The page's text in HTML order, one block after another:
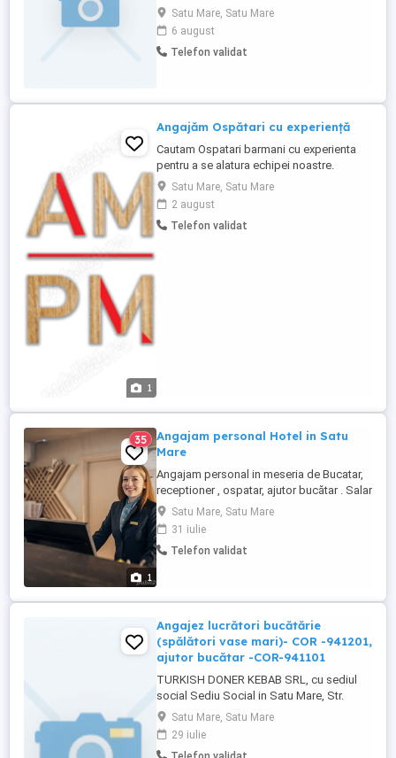
mediu de lucru placut, echipa prietenoasa,
salariu motivant Locatie: Satu Mare, str.
Aurel Vlaicu, 125 A (Padrinos Pizza)
Satu Mare, Satu Mare
6 august
Telefon validat
1
Angajăm Ospătari cu experiență
Cautam Ospatari barmani cu experienta
pentru a se alatura echipei noastre.
Candidatul ideal este o persoana
pasionata de domeniul ospitalitatii, cu
abilitati excelente de comunicare si
orientare catre client. Responsabilitati: *
Satu Mare, Satu Mare
2 august
Telefon validat
1
35
Angajam personal Hotel in Satu
Mare
Angajam personal in meseria de Bucatar,
receptioner , ospatar, ajutor bucătar . Salar
3000- 4500lei net .. Sunati la nr
Satu Mare, Satu Mare
31 iulie
Telefon validat
Angajez lucrători bucătărie
(spălători vase mari)- COR -941201,
ajutor bucătar -COR-941101
TURKISH DONER KEBAB SRL, cu sediul
social Sediu Social in Satu Mare, Str.
Alexandru Odobescu, nr.47 A, jud.Satu
Mare, CUI 46623031, Reg.Com. J30 881
2022, angajează lucrători bucătărie
Satu Mare, Satu Mare
29 iulie